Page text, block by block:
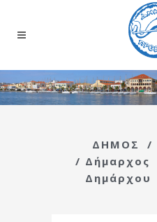
ΔΗΜΟΣ /
/ Δήμαρχος
Δημάρχου